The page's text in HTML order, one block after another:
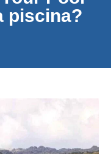
piscina?